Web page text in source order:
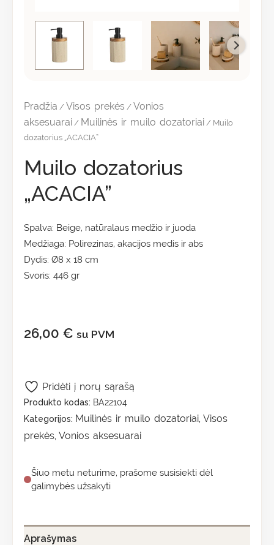
Pradžia /Visos prekės /Vonios
aksesuarai / Muilinės ir muilo dozatoriai / Muilo
dozatorius „ACACIA”
Muilo dozatorius
„ACACIA”
Spalva: Beige, natūralaus medžio ir juoda
Medžiaga: Polirezinas, akacijos medis ir abs
Dydis: Ø8 x 18 cm
Svoris: 446 gr
26,00 € su PVM
Produkto kodas: BA22104
Kategorijos: Muilinės ir muilo dozatoriai, Visos
prekės, Vonios aksesuarai
Šiuo metu neturime, prašome susisiekti dėl
galimybės užsakyti
Pridėti į norų sąrašą
Aprašymas